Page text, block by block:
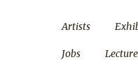
Artists
Jobs